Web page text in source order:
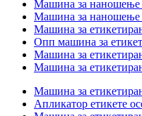
Машина за наношење
Машина за наношење
Машина за
Опп машина за
Машина за
Машина за
Машина за
Апликатор етикете